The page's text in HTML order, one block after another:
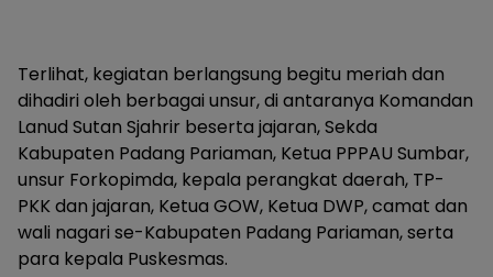
Terlihat, kegiatan berlangsung begitu meriah dan
dihadiri oleh berbagai unsur, di antaranya Komandan
Lanud Sutan Sjahrir beserta jajaran, Sekda
Kabupaten Padang Pariaman, Ketua PPPAU Sumbar,
unsur Forkopimda, kepala perangkat daerah, TP-
PKK dan jajaran, Ketua GOW, Ketua DWP, camat dan
wali nagari se-Kabupaten Padang Pariaman, serta
para kepala Puskesmas.